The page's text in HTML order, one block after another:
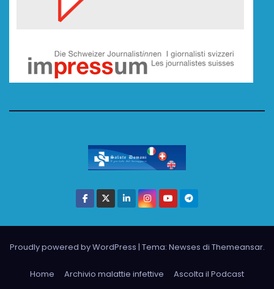
Proudly powered by WordPress | Tema: Newses di Themeansar.
Home Archivio malattie infettive
Ascolta il Podcast